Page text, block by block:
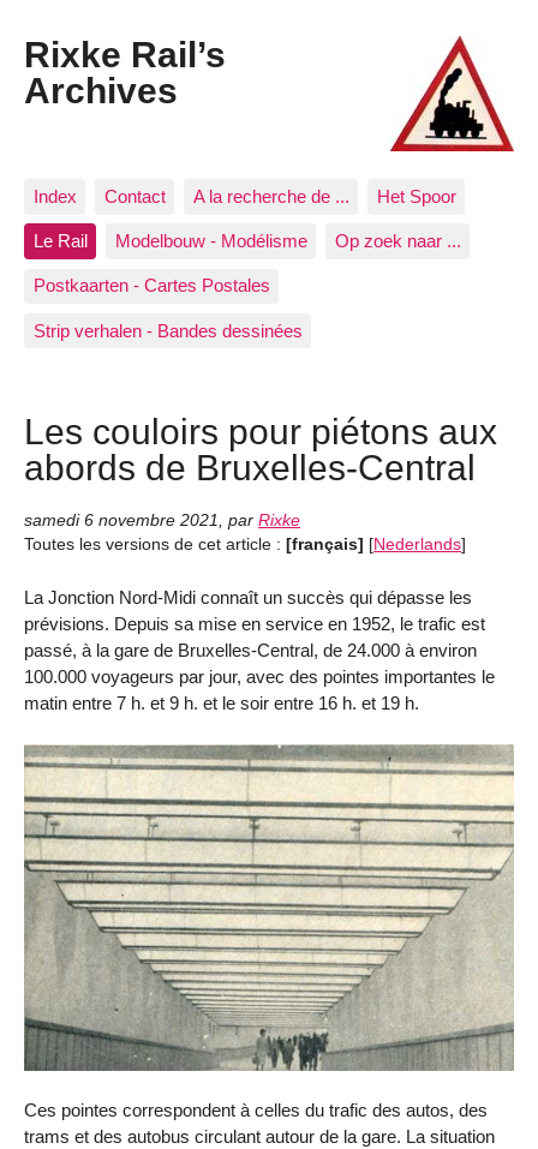
Rixke Rail’s
Archives
Index Contact A la recherche de ... Het Spoor
Le Rail Modelbouw - Modélisme Op zoek naar ...
Postkaarten - Cartes Postales
Strip verhalen - Bandes dessinées
Les couloirs pour piétons aux
abords de Bruxelles-Central
samedi 6 novembre 2021, par Rixke
Toutes les versions de cet article : [français] [Nederlands]
La Jonction Nord-Midi connaît un succès qui dépasse les
prévisions. Depuis sa mise en service en 1952, le trafic est
passé, à la gare de Bruxelles-Central, de 24.000 à environ
100.000 voyageurs par jour, avec des pointes importantes le
matin entre 7 h. et 9 h. et le soir entre 16 h. et 19 h.
Ces pointes correspondent à celles du trafic des autos, des
trams et des autobus circulant autour de la gare. La situation